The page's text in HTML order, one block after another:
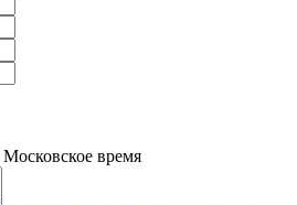
время